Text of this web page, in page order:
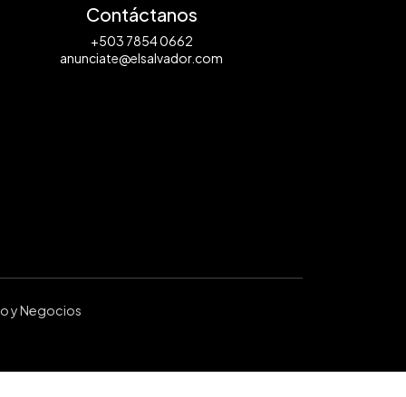
Contáctanos
+503 7854 0662
anunciate@elsalvador.com
y Negocios